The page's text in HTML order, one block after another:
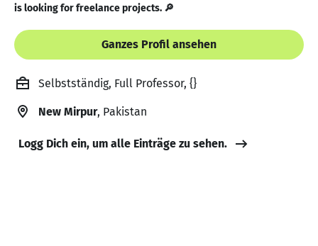
is looking for freelance projects. 🔎
Ganzes Profil ansehen
Selbstständig, Full Professor, {}
New Mirpur, Pakistan
Logg Dich ein, um alle Einträge zu sehen.